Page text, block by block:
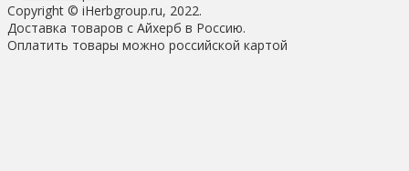
Copyright © iHerbgroup.ru, 2022.
Доставка товаров с Айхерб в Россию.
Оплатить товары можно российской картой